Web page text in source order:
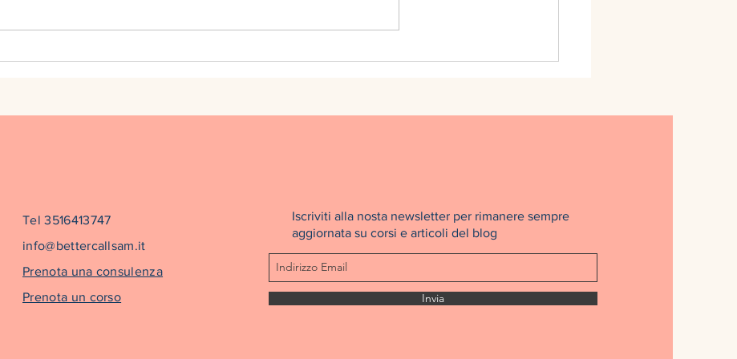
Tel 3516413747
info@bettercallsam.it
Prenota una consulenza
Prenota un corso
Iscriviti alla nosta newsletter per rimanere sempre
aggiornata su corsi e articoli del blog
Invia